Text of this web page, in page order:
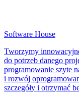
Software House
Tworzymy
do potrzeb danego
programowanie szyte
i rozwój
szczegóły i otrzymać